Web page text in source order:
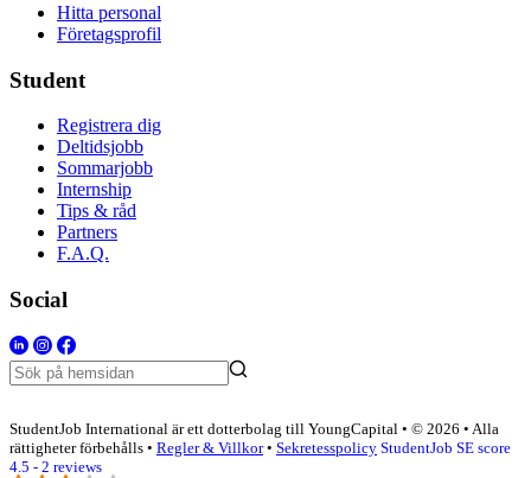
Hitta personal
Företagsprofil
Student
Registrera dig
Deltidsjobb
Sommarjobb
Internship
Tips & råd
Partners
F.A.Q.
Social
StudentJob International är ett dotterbolag till YoungCapital • © 2026 • Alla
rättigheter förbehålls • Regler & Villkor• Sekretesspolicy StudentJob SE score
4.5 - 2 reviews